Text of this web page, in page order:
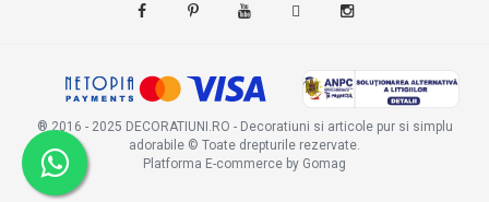
® 2016 - 2025 DECORATIUNI.RO - Decoratiuni si articole pur si simplu
adorabile © Toate drepturile rezervate.
Platforma E-commerce by Gomag